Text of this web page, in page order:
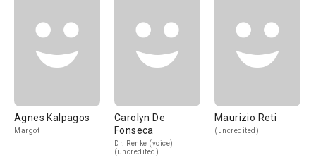
Agnes Kalpagos
Margot
Carolyn De
Fonseca
Dr. Renke (voice)
(uncredited)
Maurizio Reti
(uncredited)